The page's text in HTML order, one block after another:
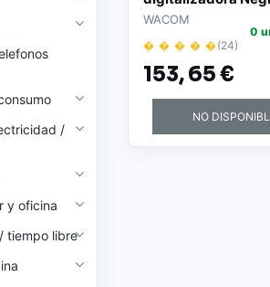
y oficina
tiempo libre
Blanco 216 x 135
WACOM
� � � � �(24)
153,65 €
0
NO